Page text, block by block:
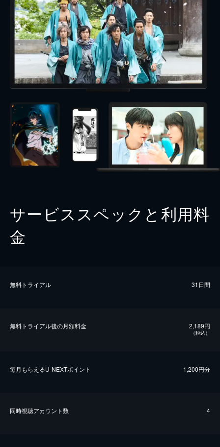
サービススペックと利用料
金
無料トライアル 31日間
無料トライアル後の⽉額料金 2,189円
（税込）
毎⽉もらえるU-NEXTポイント 1,200円分
同時視聴アカウント数 4